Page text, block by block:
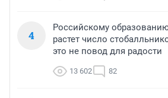
4
Российскому
растет число
это не повод для радости
13 602 82